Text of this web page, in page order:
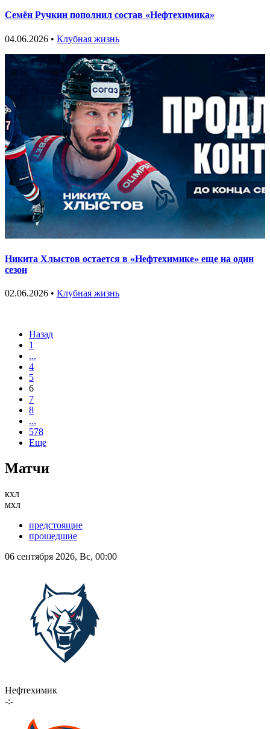
Семён Ручкин пополнил состав «Нефтехимика»
04.06.2026 • Клубная жизнь
Никита Хлыстов остается в «Нефтехимике» еще на один
сезон
02.06.2026 • Клубная жизнь
Назад
1
...
4
5
6
7
8
...
578
Еще
Матчи
кхл
мхл
предстоящие
прошедшие
06 сентября 2026, Вс, 00:00
Нефтехимик
-:-